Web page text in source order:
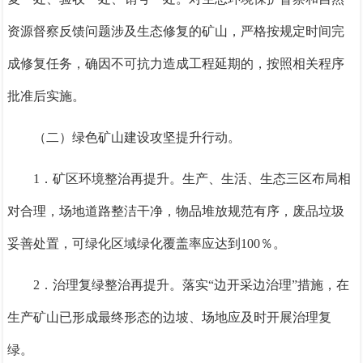
资源督察反馈问题涉及生态修复的矿山，严格按规定时间完
成修复任务，确因不可抗力造成工程延期的，按照相关程序
批准后实施。
（二）绿色矿山建设攻坚提升行动。
1．矿区环境整治再提升。生产、生活、生态三区布局相
对合理，场地道路整洁干净，物品堆放规范有序，废品垃圾
妥善处置，可绿化区域绿化覆盖率应达到 100％ 。
2．治理复绿整治再提升。落实“边开采边治理”措施，在
生产矿山已形成最终形态的边坡、场地应及时开展治理复
绿。